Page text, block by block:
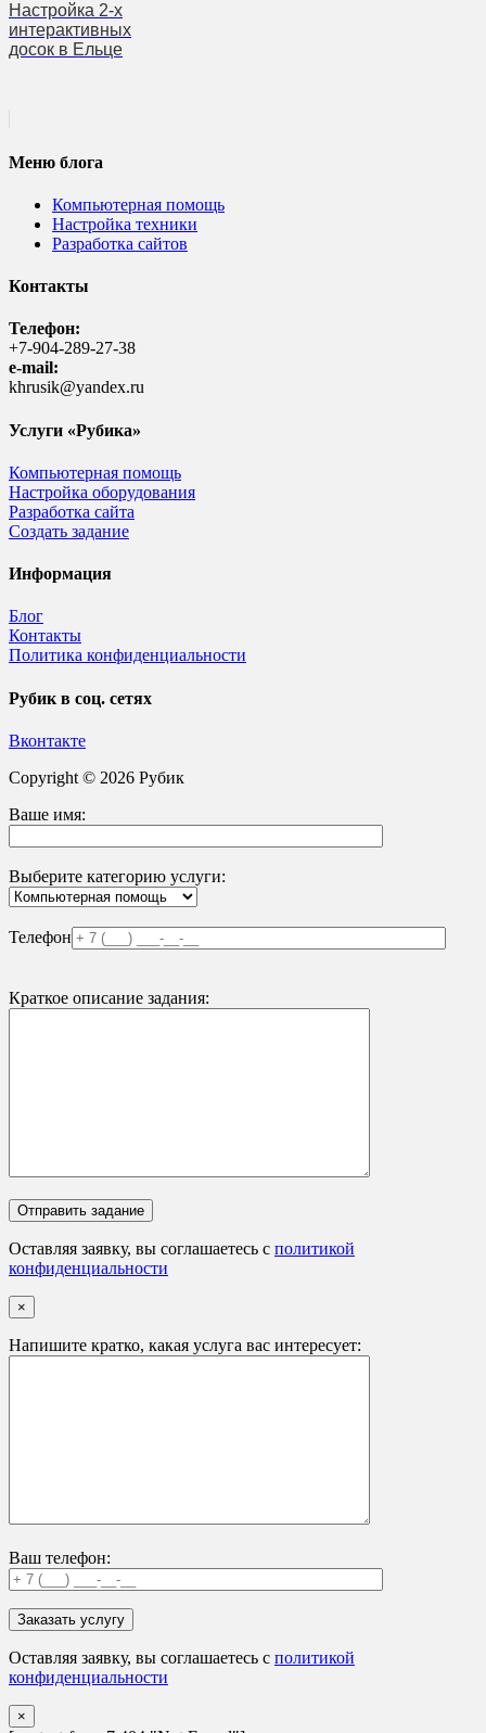
Настройка 2-х
интерактивных
досок в Ельце
Меню блога
Компьютерная помощь
Настройка техники
Разработка сайтов
Контакты
Телефон:
+7-904-289-27-38
e-mail:
khrusik@yandex.ru
Услуги «Рубика»
Компьютерная помощь
Настройка оборудования
Разработка сайта
Создать задание
Информация
Блог
Контакты
Политика конфиденциальности
Рубик в соц. сетях
Вконтакте
Copyright © 2026 Рубик
Ваше имя:
Выберите категорию услуги:
Телефон
Краткое описание задания:
Оставляя заявку, вы соглашаетесь с политикой
конфиденциальности
×
Напишите кратко, какая услуга вас интересует:
Ваш телефон:
Оставляя заявку, вы соглашаетесь с политикой
конфиденциальности
×